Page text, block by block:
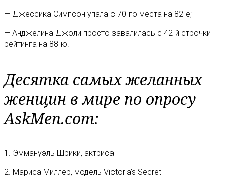
— Джессика Симпсон упала с 70-го места на 82-е;
— Анджелина Джоли просто завалилась с 42-й строчки
рейтинга на 88-ю.
Десятка самых желанных
женщин в мире по опросу
AskMen.com:
1. Эммануэль Шрики, актриса
2. Мариса Миллер, модель Victoria’s Secret